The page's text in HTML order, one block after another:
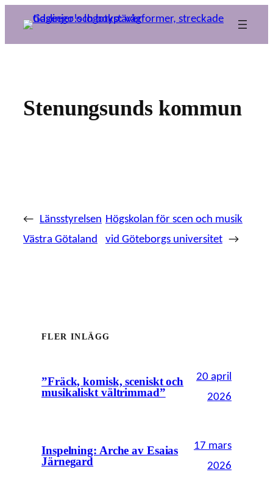
Hoppa
Stenungsunds kommun
← Länsstyrelsen
Västra Götaland
Högskolan för scen och musik
vid Göteborgs universitet →
FLER INLÄGG
”Fräck, komisk, sceniskt och
musikaliskt vältrimmad”
20 april
2026
Inspelning: Arche av Esaias
Järnegard
17 mars
2026